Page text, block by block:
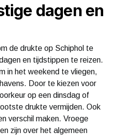
dagen en
de drukte op Schiphol te
en tijdstippen te reizen.
in het weekend te vliegen,
Door te kiezen voor
op een dinsdag of
drukte vermijden. Ook
verschil maken. Vroege
zijn over het algemeen